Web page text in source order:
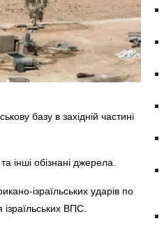
базу в західній частині
інші обізнані джерела.
ізраїльських ударів по
ВПС.